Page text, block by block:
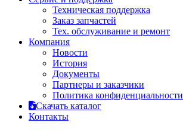
Техническая поддержка
Заказ запчастей
Тех. обслуживание и ремонт
Компания
Новости
История
Документы
Партнеры и заказчики
Политика конфиденциальности
Скачать каталог
Контакты